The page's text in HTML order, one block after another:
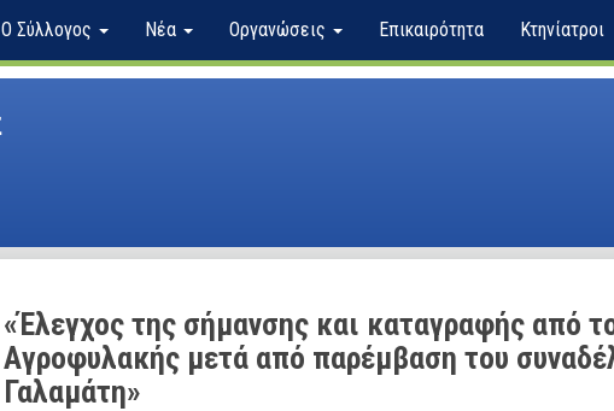
Ο Σύλλογος Νέα Οργανώσεις Επικαιρότητα Κτηνίατροι
«Έλεγχος της σήμανσης και καταγραφής από
Aγροφυλακής μετά από παρέμβαση του
Γαλαμάτη»